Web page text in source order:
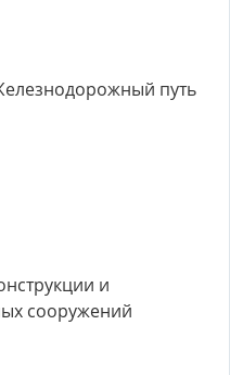
путь
и
сооружений